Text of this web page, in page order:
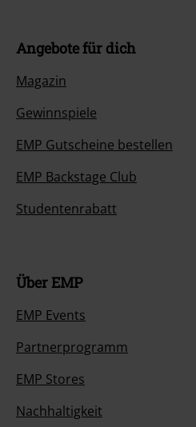
Angebote für dich
Magazin
Gewinnspiele
EMP Gutscheine bestellen
EMP Backstage Club
Studentenrabatt
Über EMP
EMP Events
Partnerprogramm
EMP Stores
Nachhaltigkeit